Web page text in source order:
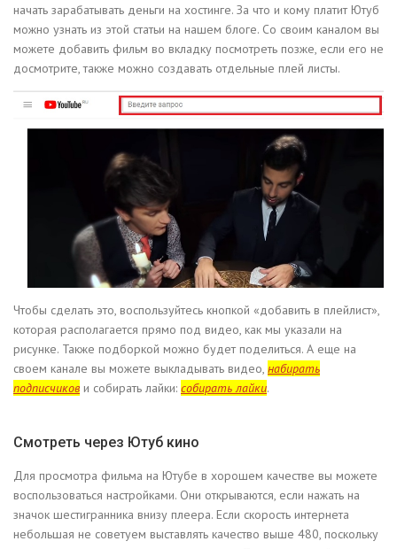
начать зарабатывать деньги на хостинге. За что и кому платит Ютуб
можно узнать из этой статьи на нашем блоге. Со своим каналом вы
можете добавить фильм во вкладку посмотреть позже, если его не
досмотрите, также можно создавать отдельные плей листы.
Чтобы сделать это, воспользуйтесь кнопкой «добавить в плейлист»,
которая располагается прямо под видео, как мы указали на
рисунке. Также подборкой можно будет поделиться. А еще на
своем канале вы можете выкладывать видео, набирать
подписчиков и собирать лайки: собирать лайки.
Смотреть через Ютуб кино
Для просмотра фильма на Ютубе в хорошем качестве вы можете
воспользоваться настройками. Они открываются, если нажать на
значок шестигранника внизу плеера. Если скорость интернета
небольшая не советуем выставлять качество выше 480, поскольку